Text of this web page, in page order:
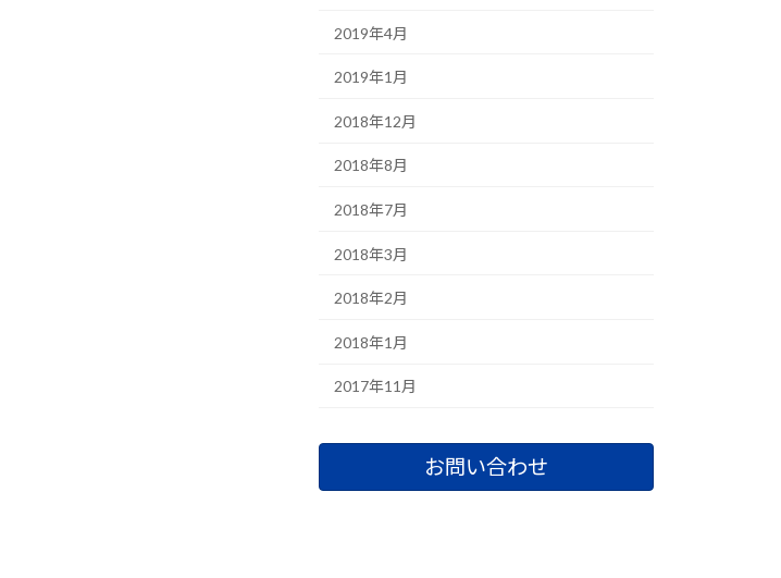
2019年4月
2019年1月
2018年12月
2018年8月
2018年7月
2018年3月
2018年2月
2018年1月
2017年11月
お問い合わせ